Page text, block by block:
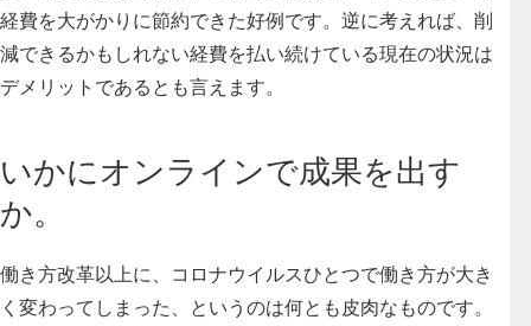
経費を大がかりに節約できた好例です。逆に考えれば、削
減できるかもしれない経費を払い続けている現在の状況は
デメリットであるとも言えます。
いかにオンラインで成果を出す
か。
働き方改革以上に、コロナウイルスひとつで働き方が大き
く変わってしまった、というのは何とも皮肉なものです。